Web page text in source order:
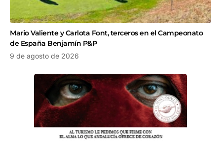
Mario Valiente y Carlota Font, terceros en el Campeonato
de España Benjamín P&P
9 de agosto de 2026